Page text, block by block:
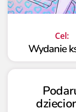
Cel:
Wydanie